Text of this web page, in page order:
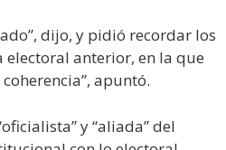
dijo, y pidió recordar los
anterior, en la que
apuntó.
y “aliada” del